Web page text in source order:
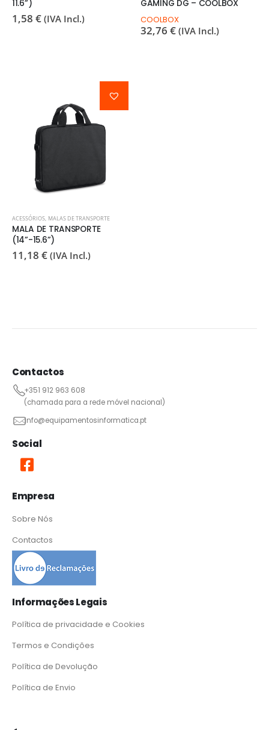
11.6”)
1,58 € (IVA Incl.)
GAMING DG – COOLBOX
COOLBOX
32,76 € (IVA Incl.)
ACESSÓRIOS MALAS DE TRANSPORTE
MALA DE TRANSPORTE
(14”-15.6”)
11,18 € (IVA Incl.)
Contactos
+351 912 963 608
(chamada para a rede móvel nacional)
info@equipamentosinformatica.pt
Social
Empresa
Sobre Nós
Contactos
Informações Legais
Política de privacidade e Cookies
Termos e Condições
Política de Devolução
Política de Envio